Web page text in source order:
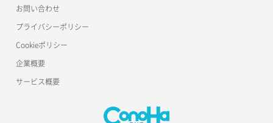
お問い合わせ
プライバシーポリシー
Cookieポリシー
企業概要
サービス概要